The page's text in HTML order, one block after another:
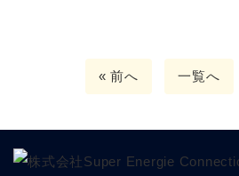
« 前へ 一覧へ